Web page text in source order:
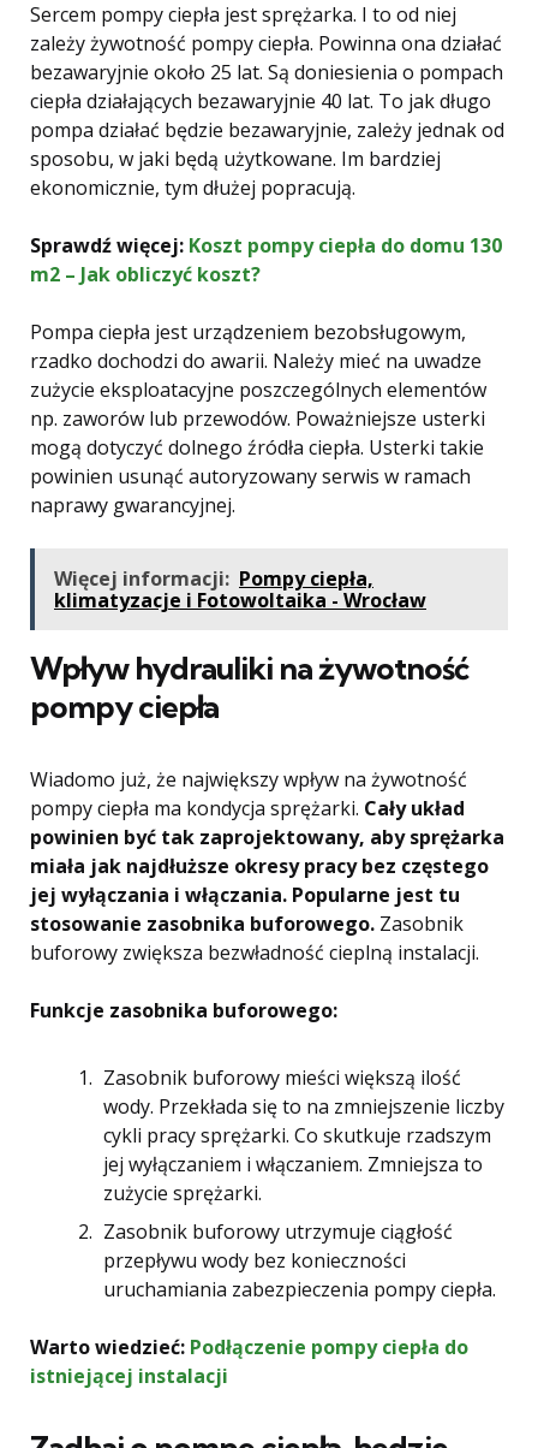
Sercem pompy ciepła jest sprężarka. I to od niej
zależy żywotność pompy ciepła. Powinna ona działać
bezawaryjnie około 25 lat. Są doniesienia o pompach
ciepła działających bezawaryjnie 40 lat. To jak długo
pompa działać będzie bezawaryjnie, zależy jednak od
sposobu, w jaki będą użytkowane. Im bardziej
ekonomicznie, tym dłużej popracują.
Sprawdź więcej: Koszt pompy ciepła do domu 130
m2 – Jak obliczyć koszt?
Pompa ciepła jest urządzeniem bezobsługowym,
rzadko dochodzi do awarii. Należy mieć na uwadze
zużycie eksploatacyjne poszczególnych elementów
np. zaworów lub przewodów. Poważniejsze usterki
mogą dotyczyć dolnego źródła ciepła. Usterki takie
powinien usunąć autoryzowany serwis w ramach
naprawy gwarancyjnej.
Więcej informacji: Pompy ciepła,
klimatyzacje i Fotowoltaika - Wrocław
Wpływ hydrauliki na żywotność
pompy ciepła
Wiadomo już, że największy wpływ na żywotność
pompy ciepła ma kondycja sprężarki. Cały układ
powinien być tak zaprojektowany, aby sprężarka
miała jak najdłuższe okresy pracy bez częstego
jej wyłączania i włączania. Popularne jest tu
stosowanie zasobnika buforowego. Zasobnik
buforowy zwiększa bezwładność cieplną instalacji.
Funkcje zasobnika buforowego:
Zasobnik buforowy mieści większą ilość
wody. Przekłada się to na zmniejszenie liczby
cykli pracy sprężarki. Co skutkuje rzadszym
jej wyłączaniem i włączaniem. Zmniejsza to
zużycie sprężarki.
Zasobnik buforowy utrzymuje ciągłość
przepływu wody bez konieczności
uruchamiania zabezpieczenia pompy ciepła.
Warto wiedzieć: Podłączenie pompy ciepła do
istniejącej instalacji